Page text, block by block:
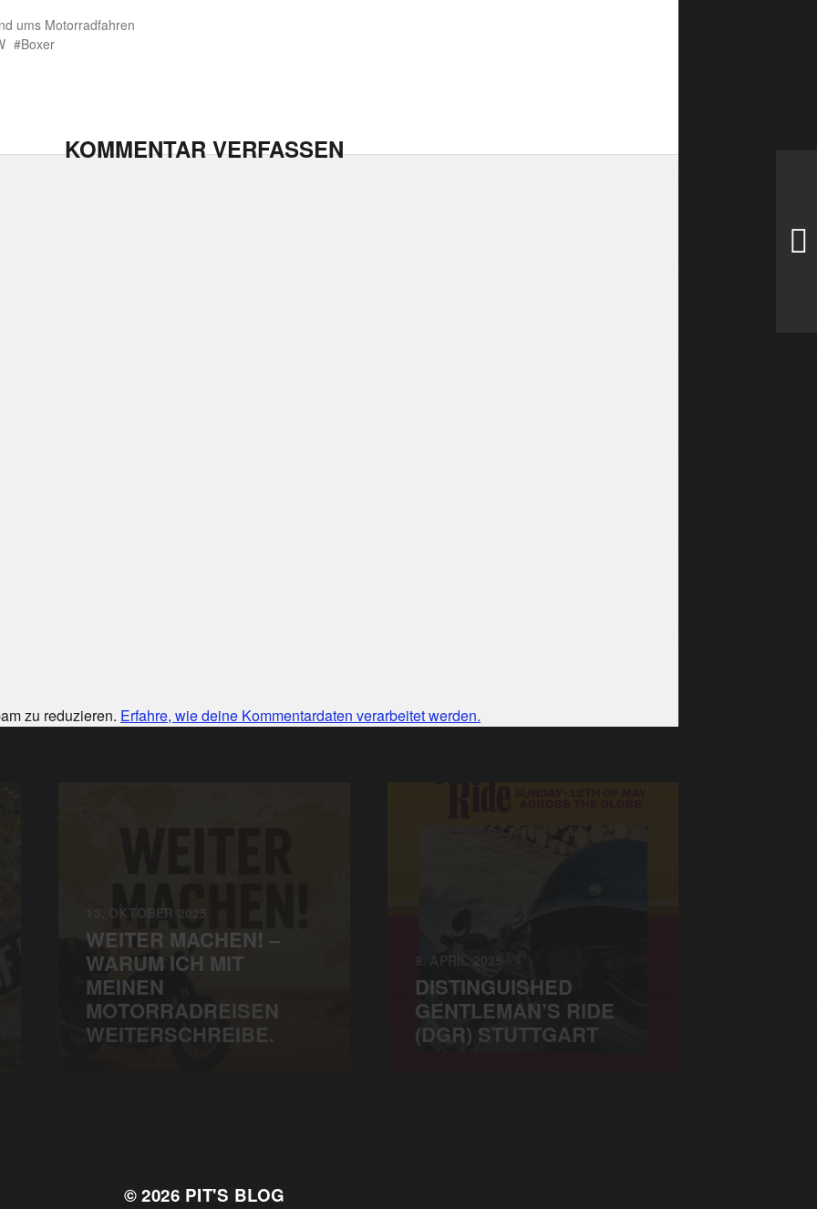
ums Motorradfahren
Boxer
KOMMENTAR VERFASSEN
zu reduzieren. Erfahre, wie deine Kommentardaten verarbeitet werden.
13. OKTOBER 2025
WEITER MACHEN! –
WARUM ICH MIT
MEINEN
MOTORRADREISEN
WEITERSCHREIBE.
9. APRIL 2025
DISTINGUISHED
GENTLEMAN’S RIDE
(DGR) STUTTGART
© 2026 PIT'S BLOG